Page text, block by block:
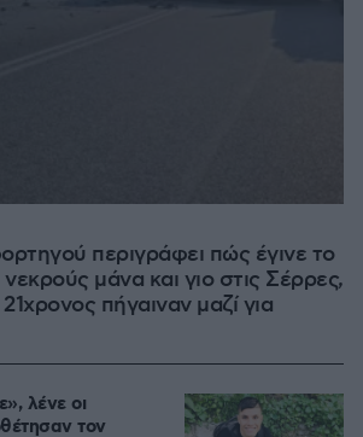
περιγράφει πώς έγινε το
μάνα και γιο στις Σέρρες,
πήγαιναν μαζί για
λένε οι
τον